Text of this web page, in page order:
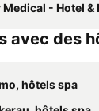
- Hotel &
avec des
hôtels spa